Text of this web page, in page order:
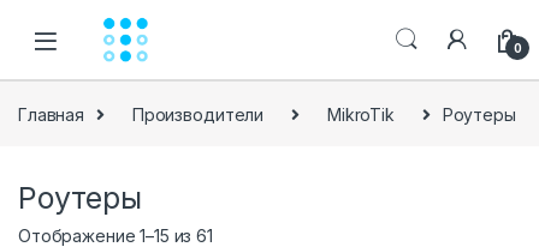
0
Главная Производители MikroTik Роутеры
Роутеры
Отображение 1–15 из 61